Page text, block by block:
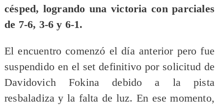
césped, logrando una victoria con parciales
de 7-6, 3-6 y 6-1.
El encuentro comenzó el día anterior pero fue
suspendido en el set definitivo por solicitud de
Davidovich Fokina debido a la pista
resbaladiza y la falta de luz. En ese momento,